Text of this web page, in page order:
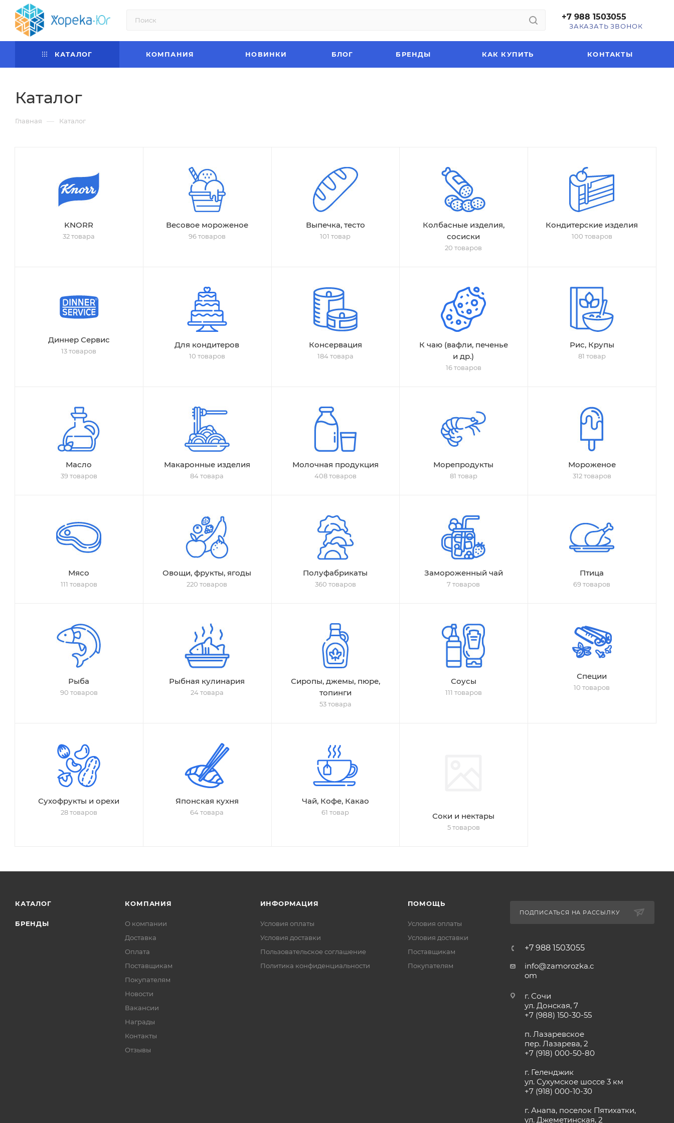
+7 988 1503055
ЗАКАЗАТЬ ЗВОНОК
КАТАЛОГ КОМПАНИЯ НОВИНКИ БЛОГ БРЕНДЫ КАК КУПИТЬ КОНТАКТЫ
Каталог
Главная — Каталог
KNORR
32 товара
Весовое мороженое
96 товаров
Выпечка, тесто
101 товар
Колбасные изделия,
сосиски
20 товаров
Кондитерские изделия
100 товаров
Диннер Сервис
13 товаров
Для кондитеров
10 товаров
Консервация
184 товара
К чаю (вафли, печенье
и др.)
16 товаров
Рис, Крупы
81 товар
Масло
39 товаров
Макаронные изделия
84 товара
Молочная продукция
408 товаров
Морепродукты
81 товар
Мороженое
312 товаров
Мясо
111 товаров
Овощи, фрукты, ягоды
220 товаров
Полуфабрикаты
360 товаров
Замороженный чай
7 товаров
Птица
69 товаров
Рыба
90 товаров
Рыбная кулинария
24 товара
Сиропы, джемы, пюре,
топинги
53 товара
Соусы
111 товаров
Специи
10 товаров
Сухофрукты и орехи
28 товаров
Японская кухня
64 товара
Чай, Кофе, Какао
61 товар Соки и нектары
5 товаров
КАТАЛОГ
БРЕНДЫ
КОМПАНИЯ
О компании
Доставка
Оплата
Поставщикам
Покупателям
Новости
Вакансии
Награды
Контакты
Отзывы
ИНФОРМАЦИЯ
Условия оплаты
Условия доставки
Пользовательское соглашение
Политика конфиденциальности
ПОМОЩЬ
Условия оплаты
Условия доставки
Поставщикам
Покупателям
ПОДПИСАТЬСЯ НА РАССЫЛКУ
+7 988 1503055
info@zamorozka.c
om
г. Сочи
ул. Донская, 7
+7 (988) 150-30-55
п. Лазаревское
пер. Лазарева, 2
+7 (918) 000-50-80
г. Геленджик
ул. Сухумское шоссе 3 км
+7 (918) 000-10-30
г. Анапа, поселок Пятихатки,
ул. Джеметинская, 2